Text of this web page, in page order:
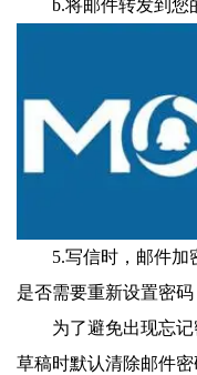
b.将邮件转发到您
5.写信时，邮件
是否需要重新设置密码
为了避免出现忘
草稿时默认清除邮件